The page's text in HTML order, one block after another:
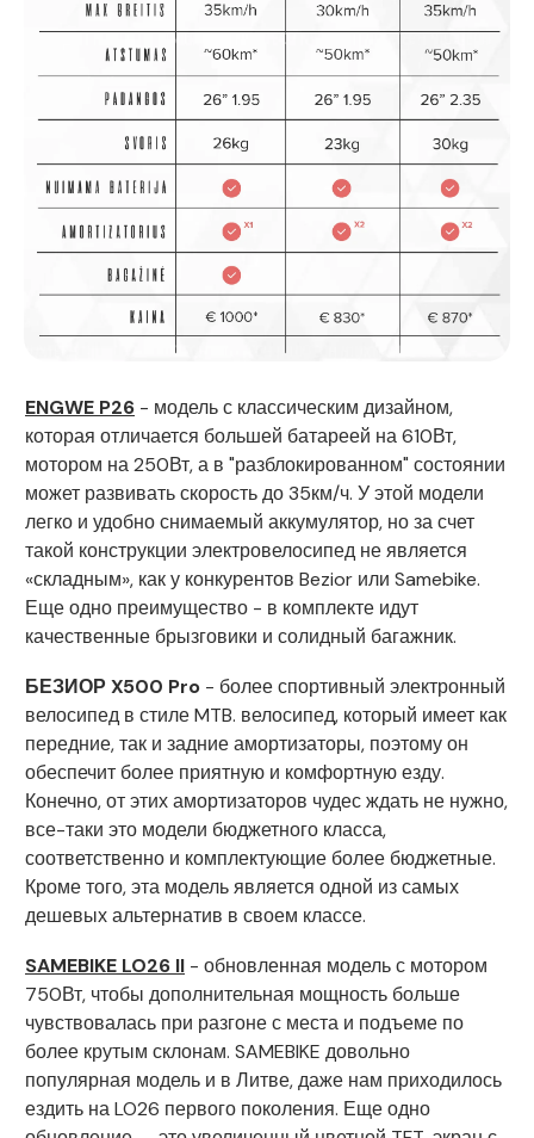
ENGWE P26 - модель с классическим дизайном,
которая отличается большей батареей на 610Вт,
мотором на 250Вт, а в "разблокированном" состоянии
может развивать скорость до 35км/ч. У этой модели
легко и удобно снимаемый аккумулятор, но за счет
такой конструкции электровелосипед не является
«складным», как у конкурентов Bezior или Samebike.
Еще одно преимущество - в комплекте идут
качественные брызговики и солидный багажник.
БЕЗИОР X500 Pro - более спортивный электронный
велосипед в стиле MTB. велосипед, который имеет как
передние, так и задние амортизаторы, поэтому он
обеспечит более приятную и комфортную езду.
Конечно, от этих амортизаторов чудес ждать не нужно,
все-таки это модели бюджетного класса,
соответственно и комплектующие более бюджетные.
Кроме того, эта модель является одной из самых
дешевых альтернатив в своем классе.
SAMEBIKE LO26 II - обновленная модель с мотором
750Вт, чтобы дополнительная мощность больше
чувствовалась при разгоне с места и подъеме по
более крутым склонам. SAMEBIKE довольно
популярная модель и в Литве, даже нам приходилось
ездить на LO26 первого поколения. Еще одно